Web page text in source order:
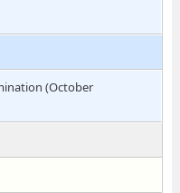
(October